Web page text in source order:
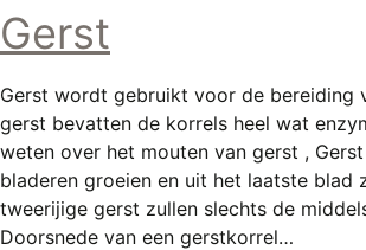
Gerst
Gerst wordt gebruikt voor de bereiding
gerst bevatten de korrels heel wat
weten over het mouten van gerst ,
bladeren groeien en uit het laatste
tweerijige gerst zullen slechts de
Doorsnede van een gerstkorrel…